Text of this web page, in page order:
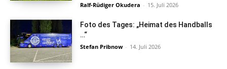
Ralf-Rüdiger Okudera - 15. Juli 2026
Foto des Tages: „Heimat des Handballs
…“
Stefan Pribnow - 14. Juli 2026